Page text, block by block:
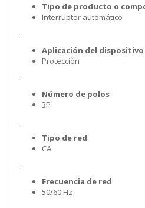
Tipo de producto o
Interruptor automático
.
Aplicación del dispositivo
Protección
.
Número de polos
3P
.
Tipo de red
CA
.
Frecuencia de red
50/60 Hz